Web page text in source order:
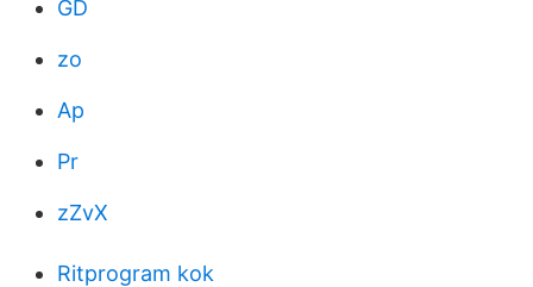
GD
zo
Ap
Pr
zZvX
Ritprogram kok